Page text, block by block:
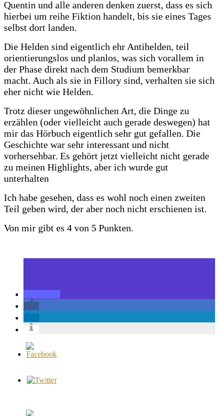
Quentin und alle anderen denken zuerst, dass es sich
hierbei um reihe Fiktion handelt, bis sie eines Tages
selbst dort landen.
Die Helden sind eigentlich ehr Antihelden, teil
orientierungslos und planlos, was sich vorallem in
der Phase direkt nach dem Studium bemerkbar
macht. Auch als sie in Fillory sind, verhalten sie sich
eher nicht wie Helden.
Trotz dieser ungewöhnlichen Art, die Dinge zu
erzählen (oder vielleicht auch gerade deswegen) hat
mir das Hörbuch eigentlich sehr gut gefallen. Die
Geschichte war sehr interessant und nicht
vorhersehbar. Es gehört jetzt vielleicht nicht gerade
zu meinen Highlights, aber ich wurde gut
unterhalten
Ich habe gesehen, dass es wohl noch einen zweiten
Teil geben wird, der aber noch nicht erschienen ist.
Von mir gibt es 4 von 5 Punkten.